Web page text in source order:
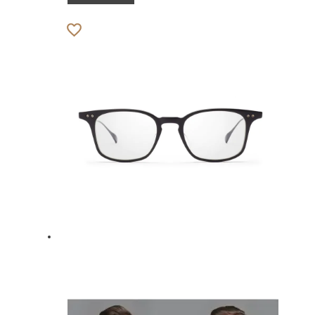
900.00 ₽.